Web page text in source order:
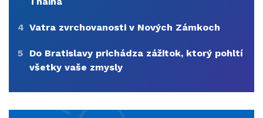
4 Vatra zvrchovanosti v Nových Zámkoch
5
Do Bratislavy prichádza zážitok, ktorý pohltí
všetky vaše zmysly